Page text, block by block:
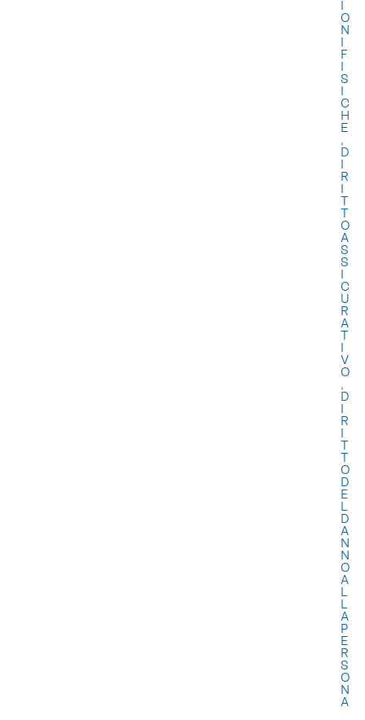
I
O
N
I
F
I
S
I
C
H
E
,
D
I
R
I
T
T
O
A
S
S
I
C
U
R
A
T
I
V
O
,
D
I
R
I
T
T
O
D
E
L
D
A
N
N
O
A
L
L
A
P
E
R
S
O
N
A